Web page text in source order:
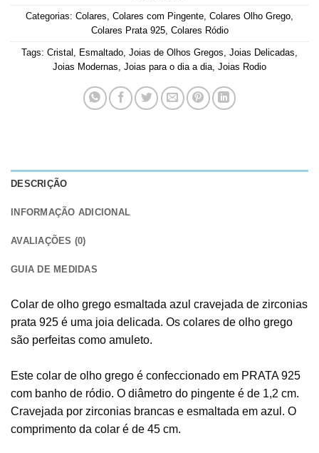
Categorias: Colares Colares com Pingente Colares Olho Grego
Colares Prata 925, Colares Ródio
Tags: Cristal Esmaltado Joias de Olhos Gregos Joias Delicadas
Joias Modernas Joias para o dia a dia Joias Rodio
DESCRIÇÃO
INFORMAÇÃO ADICIONAL
AVALIAÇÕES (0)
GUIA DE MEDIDAS
Colar de olho grego esmaltada azul cravejada de zirconias
prata 925 é uma joia delicada. Os colares de olho grego
são perfeitas como amuleto.
Este colar de olho grego é confeccionado em PRATA 925
com banho de ródio. O diâmetro do pingente é de 1,2 cm.
Cravejada por zirconias brancas e esmaltada em azul. O
comprimento da colar é de 45 cm.